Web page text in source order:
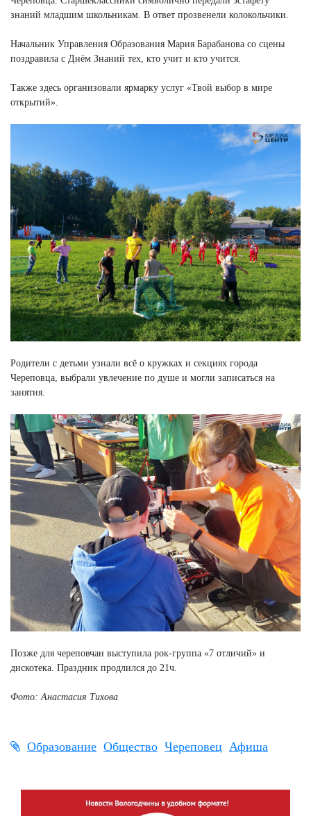
знаний младшим школьникам. В ответ прозвенели колокольчики.
Начальник Управления Образования Мария Барабанова со сцены
поздравила с Днём Знаний тех, кто учит и кто учится.
Также здесь организовали ярмарку услуг «Твой выбор в мире
открытий».
Родители с детьми узнали всё о кружках и секциях города
Череповца, выбрали увлечение по душе и могли записаться на
занятия.
Позже для череповчан выступила рок-группа «7 отличий» и
дискотека. Праздник продлился до 21ч.
Фото: Анастасия Тихова
Образование Общество Череповец Афиша